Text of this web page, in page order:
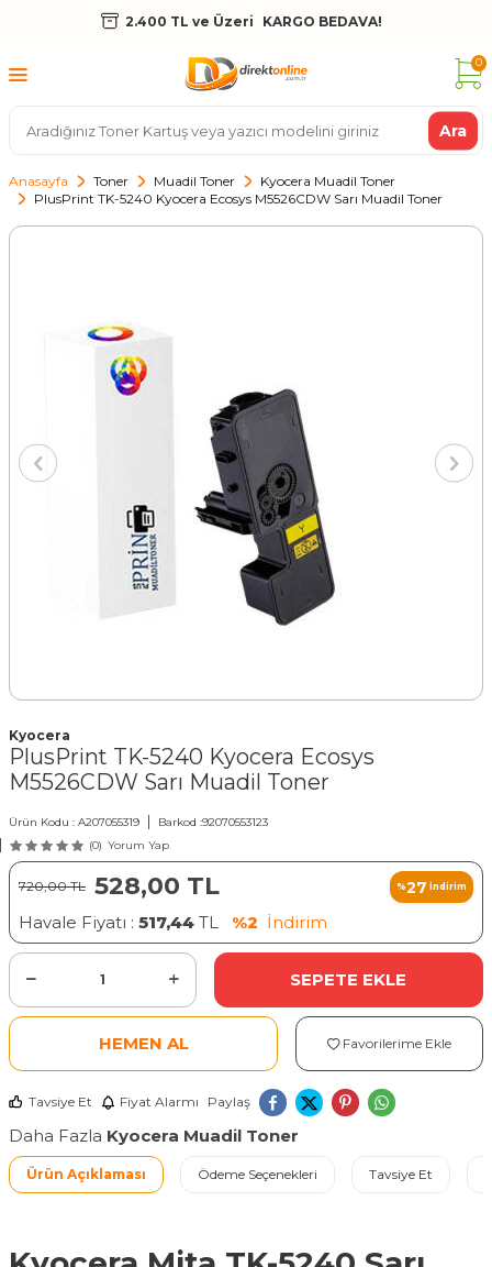
2.400 TL ve Üzeri KARGO BEDAVA!
Ara
0
Anasayfa Toner Muadil Toner
Kyocera Muadil Toner
PlusPrint TK-5240 Kyocera Ecosys M5526CDW Sarı Muadil Toner
Kyocera
PlusPrint TK-5240 Kyocera Ecosys
M5526CDW Sarı Muadil Toner
Ürün Kodu : A207055319 Barkod :92070553123
(0) Yorum Yap
720,00TL 528,00 TL %27 İndirim
Havale Fiyatı : 517,44 TL %2 İndirim
SEPETE EKLE
HEMEN AL Favorilerime Ekle
Tavsiye Et Fiyat Alarmı Paylaş
Daha Fazla Kyocera Muadil Toner
Ürün Açıklaması Ödeme Seçenekleri Tavsiye Et